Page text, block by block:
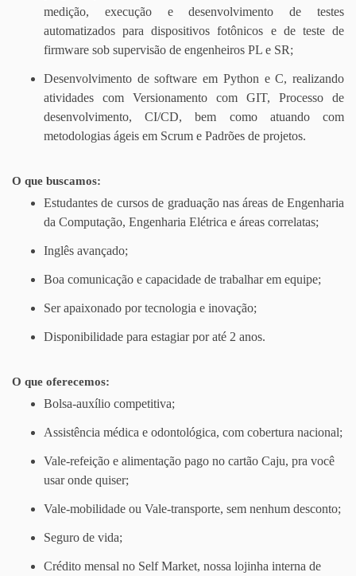
medição, execução e desenvolvimento de testes
automatizados para dispositivos fotônicos e de teste de
firmware sob supervisão de engenheiros PL e SR;
Desenvolvimento de software em Python e C, realizando
atividades com Versionamento com GIT, Processo de
desenvolvimento, CI/CD, bem como atuando com
metodologias ágeis em Scrum e Padrões de projetos.
O que buscamos:
Estudantes de cursos de graduação nas áreas de Engenharia
da Computação, Engenharia Elétrica e áreas correlatas;
Inglês avançado;
Boa comunicação e capacidade de trabalhar em equipe;
Ser apaixonado por tecnologia e inovação;
Disponibilidade para estagiar por até 2 anos.
O que oferecemos:
Bolsa-auxílio competitiva;
Assistência médica e odontológica, com cobertura nacional;
Vale-refeição e alimentação pago no cartão Caju, pra você
usar onde quiser;
Vale-mobilidade ou Vale-transporte, sem nenhum desconto;
Seguro de vida;
Crédito mensal no Self Market, nossa lojinha interna de